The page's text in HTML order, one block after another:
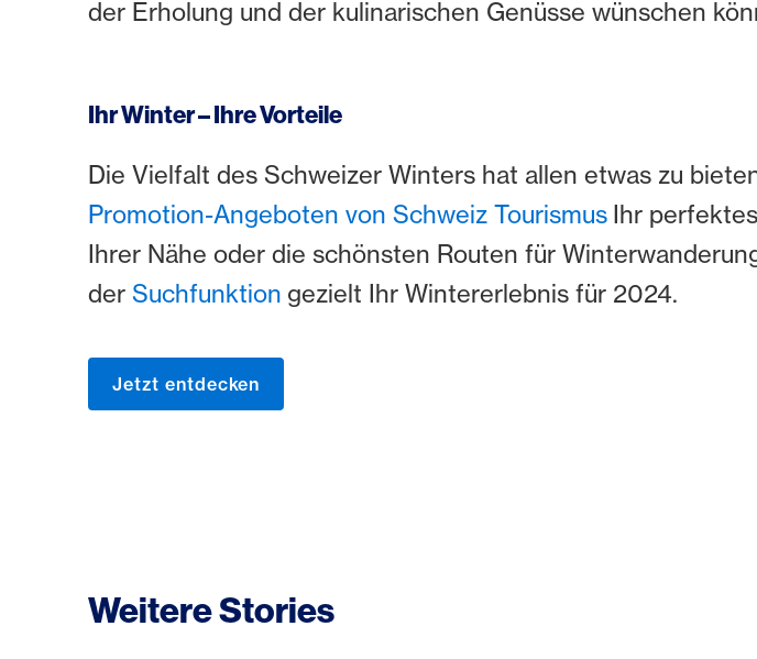
der Erholung und der kulinarischen Genüsse wünschen
Ihr Winter – Ihre Vorteile
Die Vielfalt des Schweizer Winters hat allen etwas zu
Promotion-Angeboten von Schweiz Tourismus Ihr
Ihrer Nähe oder die schönsten Routen für
der Suchfunktion gezielt Ihr Wintererlebnis für 2024.
Jetzt entdecken
Weitere Stories